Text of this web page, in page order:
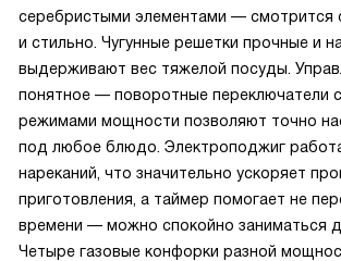
серебристыми элементами — смотрится
и стильно. Чугунные решетки прочные и
выдерживают вес тяжелой посуды.
понятное — поворотные переключатели
режимами мощности позволяют точно
под любое блюдо. Электроподжиг
нареканий, что значительно ускоряет
приготовления, а таймер помогает не
времени — можно спокойно заниматься
Четыре газовые конфорки разной